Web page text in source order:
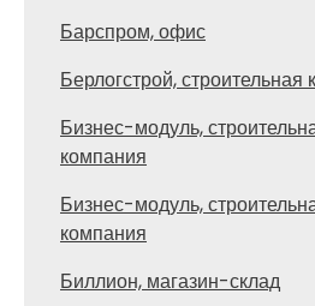
Барспром, офис
Берлогстрой, строительная
Бизнес-модуль,
компания
Бизнес-модуль,
компания
Биллион, магазин-склад